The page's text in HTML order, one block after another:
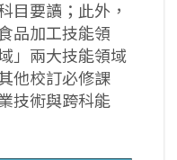
目要讀；此外，
品加工技能領
」兩大技能領域
他校訂必修課
技術與跨科能